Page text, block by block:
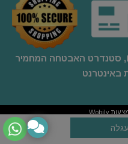
אתר זה מאובטח על-ידי תקן PCI, סטנדרט האבטחה המחמיר
באינטרנט
Wobily